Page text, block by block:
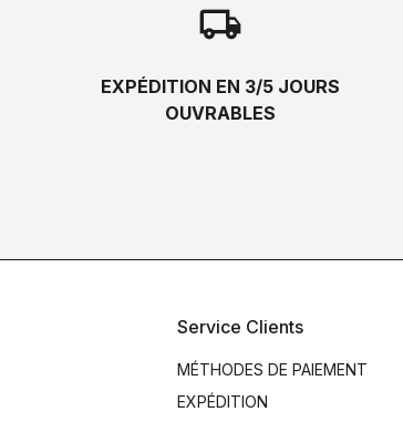
local_shipping
EXPÉDITION EN 3/5 JOURS
OUVRABLES
Service Clients
MÉTHODES DE PAIEMENT
EXPÉDITION